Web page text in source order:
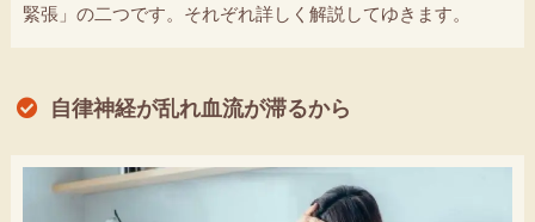
緊張」の二つです。それぞれ詳しく解説してゆきます。
自律神経が乱れ血流が滞るから